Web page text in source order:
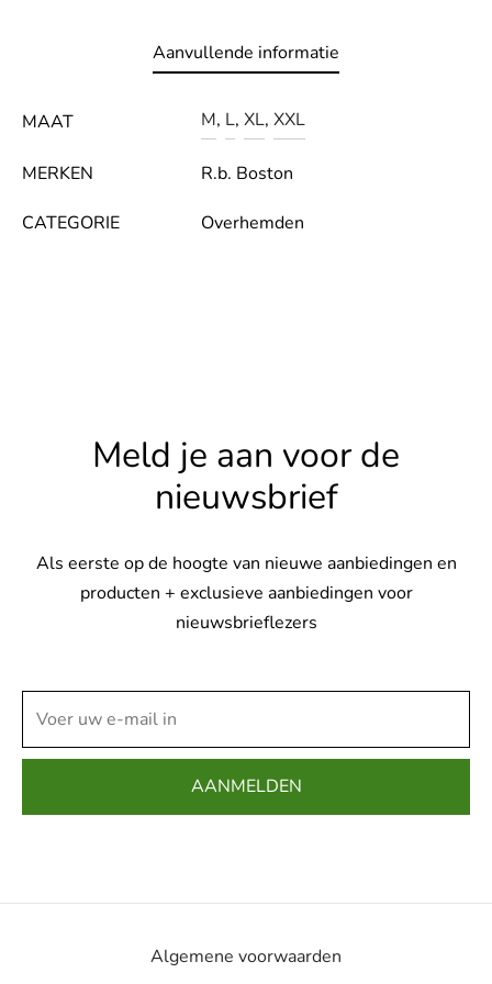
Aanvullende informatie
MAAT M, L, XL, XXL
MERKEN R.b. Boston
CATEGORIE Overhemden
Meld je aan voor de
nieuwsbrief
Als eerste op de hoogte van nieuwe aanbiedingen en
producten + exclusieve aanbiedingen voor
nieuwsbrieflezers
Algemene voorwaarden